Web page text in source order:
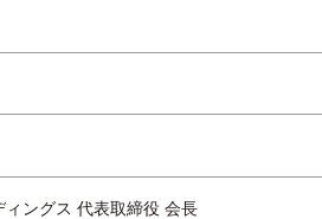
ィングス 代表取締役 会長